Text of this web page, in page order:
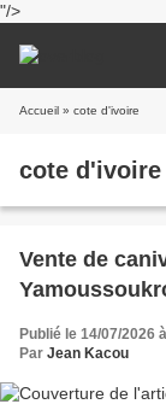
"/>
Accueil » cote d'ivoire
cote d'ivoire
Vente de
Publié le 14/07/2026
Par Jean Kacou